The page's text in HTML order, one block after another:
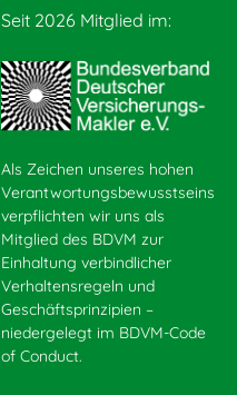
Seit 2026 Mitglied im:
Als Zeichen unseres hohen
Verantwortungsbewusstseins
verpflichten wir uns als
Mitglied des BDVM zur
Einhaltung verbindlicher
Verhaltensregeln und
Geschäftsprinzipien –
niedergelegt im BDVM-Code
of Conduct.